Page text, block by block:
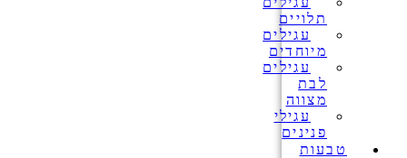
תלויים
עגילים
מיוחדים
עגילים
לבת
מצווה
עגילי
פנינים
טבעות